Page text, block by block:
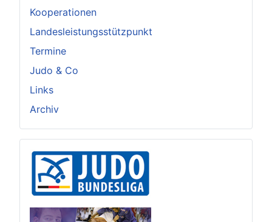
Kooperationen
Landesleistungsstützpunkt
Termine
Judo & Co
Links
Archiv